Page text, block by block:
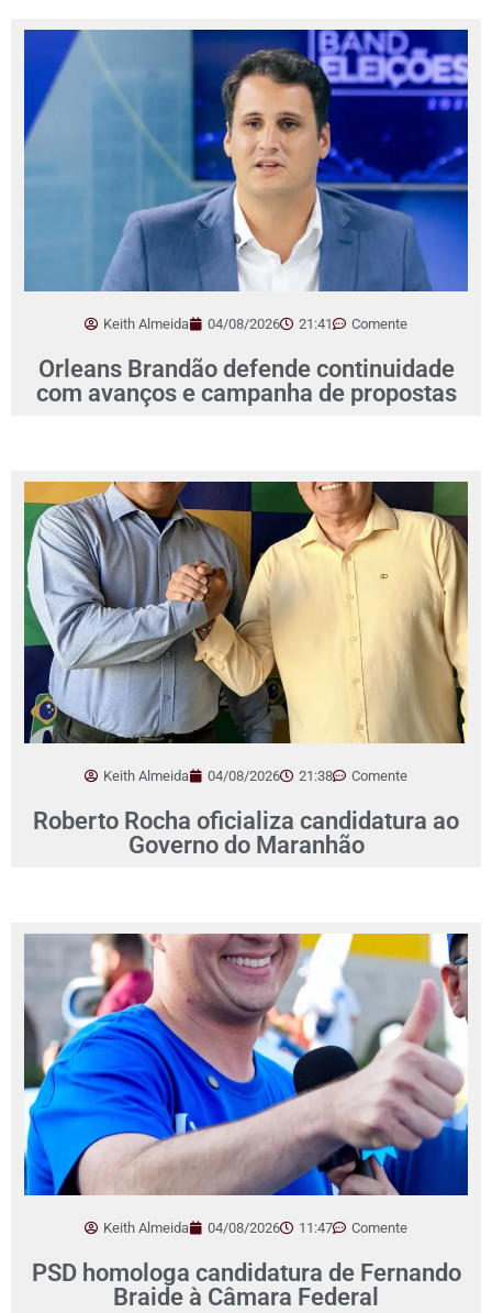
Keith Almeida 04/08/2026 21:41 Comente
Orleans Brandão defende continuidade
com avanços e campanha de propostas
Keith Almeida 04/08/2026 21:38 Comente
Roberto Rocha oficializa candidatura ao
Governo do Maranhão
Keith Almeida 04/08/2026 11:47 Comente
PSD homologa candidatura de Fernando
Braide à Câmara Federal